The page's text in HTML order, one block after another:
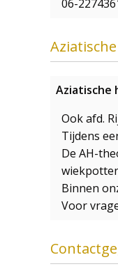
06-
Aziatische
Ook afd.
Tijdens
De AH-
Binnen
Voor